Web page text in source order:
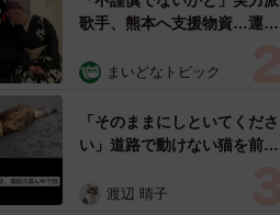
歌手、熊本へ支援物資…運搬
めらい 「痛いほど伝わる」
まいどなトピック
「そのままにしといてくださ
い」道路で動けない猫を前に
ようとした4日間 「命の重
渡辺 晴子